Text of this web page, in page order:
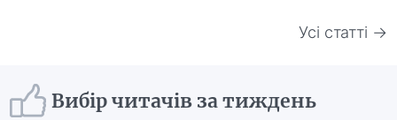
Усі статті →
Вибір читачів за тиждень